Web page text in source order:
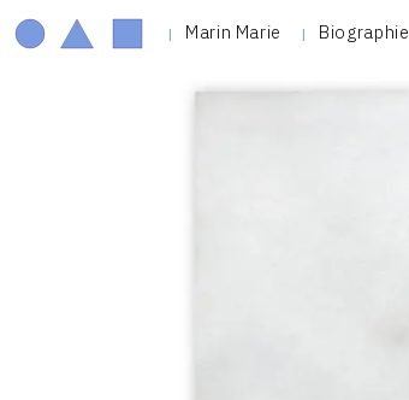
Marin Marie Biographie